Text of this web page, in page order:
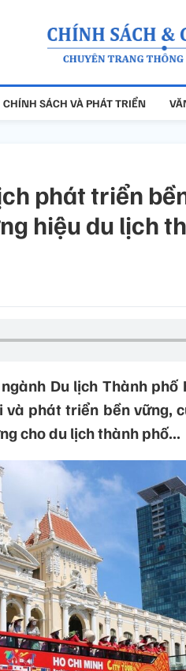
CHÍNH SÁCH VÀ PHÁT TRIỂN
phát triển
hiệu du lịch
Du lịch Thành phố
phát triển bền vững,
cho du lịch thành phố...